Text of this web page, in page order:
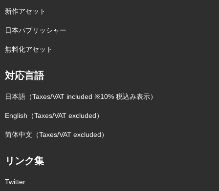
新作アセット
日本パブリッシャー
無料化アセット
対応言語
日本語（Taxes/VAT included ※10% 税込み表示）
English（Taxes/VAT excluded）
简体中文（Taxes/VAT excluded）
リンク集
Twitter